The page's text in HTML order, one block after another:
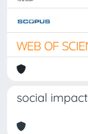
social impact